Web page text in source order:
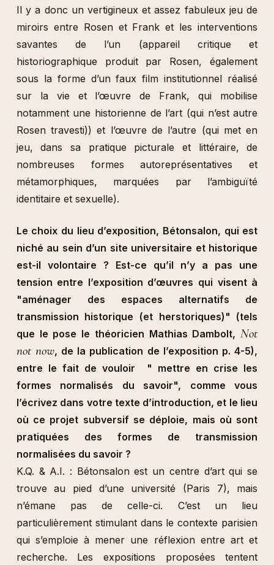
Il y a donc un vertigineux et assez fabuleux jeu de
miroirs entre Rosen et Frank et les interventions
savantes de l’un (appareil critique et
historiographique produit par Rosen, également
sous la forme d’un faux film institutionnel réalisé
sur la vie et l’œuvre de Frank, qui mobilise
notamment une historienne de l’art (qui n’est autre
Rosen travesti)) et l’œuvre de l’autre (qui met en
jeu, dans sa pratique picturale et littéraire, de
nombreuses formes autoreprésentatives et
métamorphiques, marquées par l’ambiguïté
identitaire et sexuelle).
Le choix du lieu d’exposition, Bétonsalon, qui est
niché au sein d’un site universitaire et historique
est-il volontaire ? Est-ce qu’il n’y a pas une
tension entre l’exposition d’œuvres qui visent à
"aménager des espaces alternatifs de
transmission historique (et herstoriques)" (tels
que le pose le théoricien Mathias Dambolt,Not
not now, de la publication de l’exposition p. 4-5),
entre le fait de vouloir " mettre en crise les
formes normalisés du savoir", comme vous
l’écrivez dans votre texte d’introduction, et le lieu
où ce projet subversif se déploie, mais où sont
pratiquées des formes de transmission
normalisées du savoir ?
K.Q. & A.I. : Bétonsalon est un centre d’art qui se
trouve au pied d’une université (Paris 7), mais
n’émane pas de celle-ci. C’est un lieu
particulièrement stimulant dans le contexte parisien
qui s’emploie à mener une réflexion entre art et
recherche. Les expositions proposées tentent